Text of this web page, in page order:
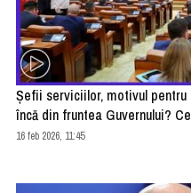
Şefii serviciilor, motivul
încă din fruntea Guvernului?
16 feb 2026, 11:45